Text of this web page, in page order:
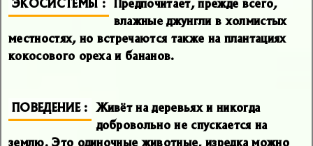
ЭКОСИСТЕМЫ Предпочитает, прежде всего,
влажные джунгли в холмистых
местностях, но встречаются также на плантациях
кокосового ореха и бананов.
ПОВЕДЕНИЕ Живёт на деревьях и никогда
добровольно не спускается на
землю. Это одиночные животные, изредка можно